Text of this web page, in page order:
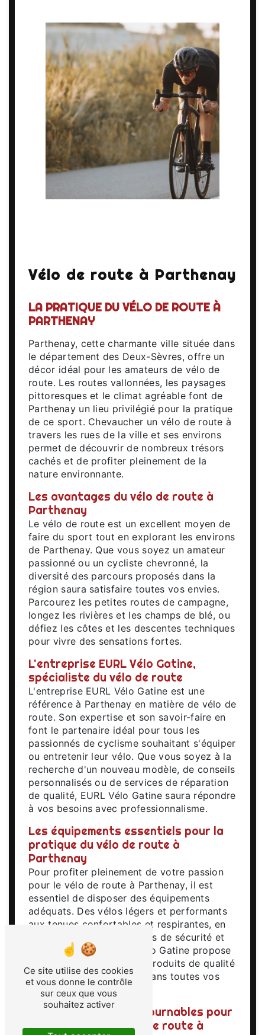
Vélo de route à Parthenay
LA PRATIQUE DU VÉLO DE ROUTE À
PARTHENAY
Parthenay, cette charmante ville située dans
le département des Deux-Sèvres, offre un
décor idéal pour les amateurs de vélo de
route. Les routes vallonnées, les paysages
pittoresques et le climat agréable font de
Parthenay un lieu privilégié pour la pratique
de ce sport. Chevaucher un vélo de route à
travers les rues de la ville et ses environs
permet de découvrir de nombreux trésors
cachés et de profiter pleinement de la
nature environnante.
Les avantages du vélo de route à
Parthenay
Le vélo de route est un excellent moyen de
faire du sport tout en explorant les environs
de Parthenay. Que vous soyez un amateur
passionné ou un cycliste chevronné, la
diversité des parcours proposés dans la
région saura satisfaire toutes vos envies.
Parcourez les petites routes de campagne,
longez les rivières et les champs de blé, ou
défiez les côtes et les descentes techniques
pour vivre des sensations fortes.
L'entreprise EURL Vélo Gatine,
spécialiste du vélo de route
L'entreprise EURL Vélo Gatine est une
référence à Parthenay en matière de vélo de
route. Son expertise et son savoir-faire en
font le partenaire idéal pour tous les
passionnés de cyclisme souhaitant s'équiper
ou entretenir leur vélo. Que vous soyez à la
recherche d'un nouveau modèle, de conseils
personnalisés ou de services de réparation
de qualité, EURL Vélo Gatine saura répondre
à vos besoins avec professionnalisme.
Les équipements essentiels pour la
pratique du vélo de route à
Parthenay
Pour profiter pleinement de votre passion
pour le vélo de route à Parthenay, il est
essentiel de disposer des équipements
adéquats. Des vélos légers et performants
aux tenues confortables et respirantes, en
passant par les accessoires de sécurité et
de maintenance, EURL Vélo Gatine propose
une gamme complète de produits de qualité
pour vous accompagner dans toutes vos
sorties.
Les itinéraires incontournables pour
les amateurs de vélo de route à
Ce site utilise des cookies
et vous donne le contrôle
sur ceux que vous
souhaitez activer